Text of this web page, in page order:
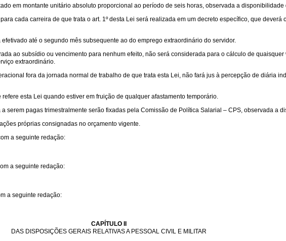
em montante unitário absoluto proporcional ao período de seis horas, observada a
cada carreira de que trata o art. 1º desta Lei será realizada em um decreto específico, que
até o segundo mês subsequente ao do emprego extraordinário do servidor.
ao subsídio ou vencimento para nenhum efeito, não será considerada para o cálculo de
extraordinário.
fora da jornada normal de trabalho de que trata esta Lei, não fará jus à percepção de diária
esta Lei quando estiver em fruição de qualquer afastamento temporário.
serem pagas trimestralmente serão fixadas pela Comissão de Política Salarial – CPS, observada a
próprias consignadas no orçamento vigente.
a seguinte redação:
a seguinte redação:
a seguinte redação:
CAPÍTULO II
DAS DISPOSIÇÕES GERAIS RELATIVAS A PESSOAL CIVIL E MILITAR